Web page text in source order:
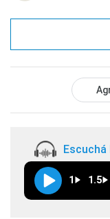
1 1.5